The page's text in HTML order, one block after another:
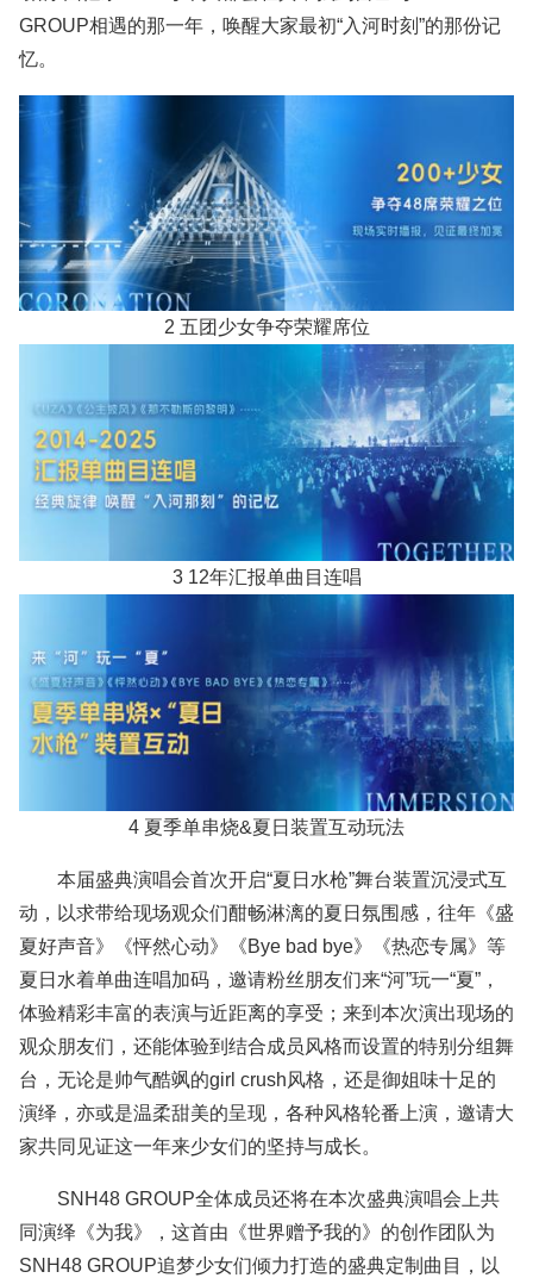
GROUP相遇的那一年，唤醒大家最初“入河时刻”的那份记
忆。
2 五团少女争夺荣耀席位
3 12年汇报单曲目连唱
4 夏季单串烧&夏日装置互动玩法
本届盛典演唱会首次开启“夏日水枪”舞台装置沉浸式互
动，以求带给现场观众们酣畅淋漓的夏日氛围感，往年《盛
夏好声音》《怦然心动》《Bye bad bye》《热恋专属》等
夏日水着单曲连唱加码，邀请粉丝朋友们来“河”玩一“夏”，
体验精彩丰富的表演与近距离的享受；来到本次演出现场的
观众朋友们，还能体验到结合成员风格而设置的特别分组舞
台，无论是帅气酷飒的girl crush风格，还是御姐味十足的
演绎，亦或是温柔甜美的呈现，各种风格轮番上演，邀请大
家共同见证这一年来少女们的坚持与成长。
SNH48 GROUP全体成员还将在本次盛典演唱会上共
同演绎《为我》，这首由《世界赠予我的》的创作团队为
SNH48 GROUP追梦少女们倾力打造的盛典定制曲目，以